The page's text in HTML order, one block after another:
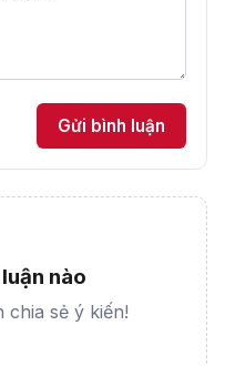
Gửi bình luận
nào
chia sẻ ý kiến!